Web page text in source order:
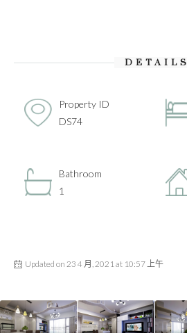
DETAILS
Property ID
DS74
Bathroom
1
Updated on 23 4 月, 2021 at 10:57 上午